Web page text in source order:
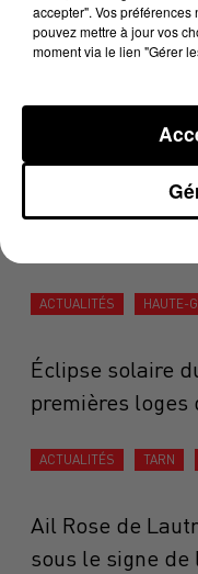
Un rendez-vous
convivialité.
Au pied du mont
ACTUALITÉS HAUTE-
Éclipse solaire
premières loges
ACTUALITÉS TARN
Ail Rose de
sous le signe de
accepter". Vos
pouvez mettre à jour vos
moment via le lien "Gérer